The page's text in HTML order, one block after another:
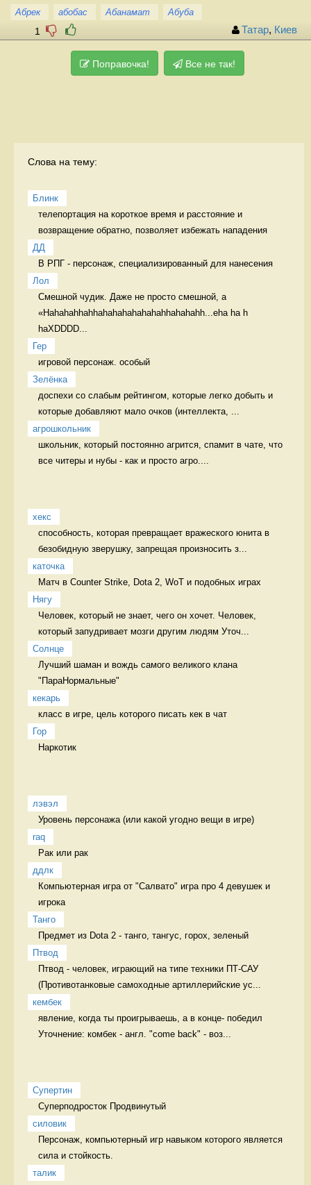
Абрек
абобас Абанамат Абуба
1 Татар, Киев
Поправочка! Все не так!
Слова на тему:
Блинк
телепортация на короткое время и расстояние и
возвращение обратно, позволяет избежать нападения
ДД
В РПГ - персонаж, специализированный для нанесения
Лол
Смешной чудик. Даже не просто смешной, а
«Hahahahhahhahahahahahahahhahahahh...eha ha h
haXDDDD...
Гер
игровой персонаж. особый
Зелёнка
доспехи со слабым рейтингом, которые легко добыть и
которые добавляют мало очков (интеллекта, ...
агрошкольник
школьник, который постоянно агрится, спамит в чате, что
все читеры и нубы - как и просто агро....
хекс
способность, которая превращает вражеского юнита в
безобидную зверушку, запрещая произносить з...
каточка
Матч в Counter Strike, Dota 2, WoT и подобных играх
Нягу
Человек, который не знает, чего он хочет. Человек,
который запудривает мозги другим людям Уточ...
Солнце
Лучший шаман и вождь самого великого клана
"ПараНормальные"
кекарь
класс в игре, цель которого писать кек в чат
Гор
Наркотик
лэвэл
Уровень персонажа (или какой угодно вещи в игре)
raq
Рак или рак
ддлк
Компьютерная игра от "Салвато" игра про 4 девушек и
игрока
Танго
Предмет из Dota 2 - танго, тангус, горох, зеленый
Птвод
Птвод - человек, играющий на типе техники ПТ-САУ
(Противотанковые самоходные артиллерийские ус...
кембек
явление, когда ты проигрываешь, а в конце- победил
Уточнение: комбек - англ. "come back" - воз...
Супертин
Суперподросток Продвинутый
силовик
Персонаж, компьютерный игр навыком которого является
сила и стойкость.
талик